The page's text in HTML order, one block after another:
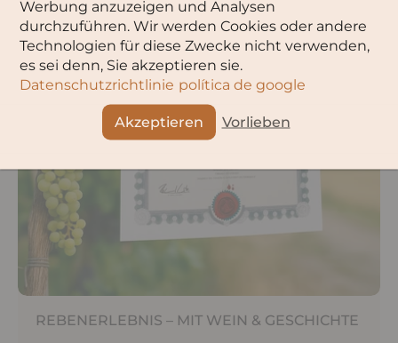
REBENERLEBNIS – MIT WEIN & GESCHICHTE
Werbung anzuzeigen und Analysen
durchzuführen. Wir werden Cookies oder andere
Technologien für diese Zwecke nicht verwenden,
es sei denn, Sie akzeptieren sie.
Datenschutzrichtlinie política de google
Akzeptieren Vorlieben